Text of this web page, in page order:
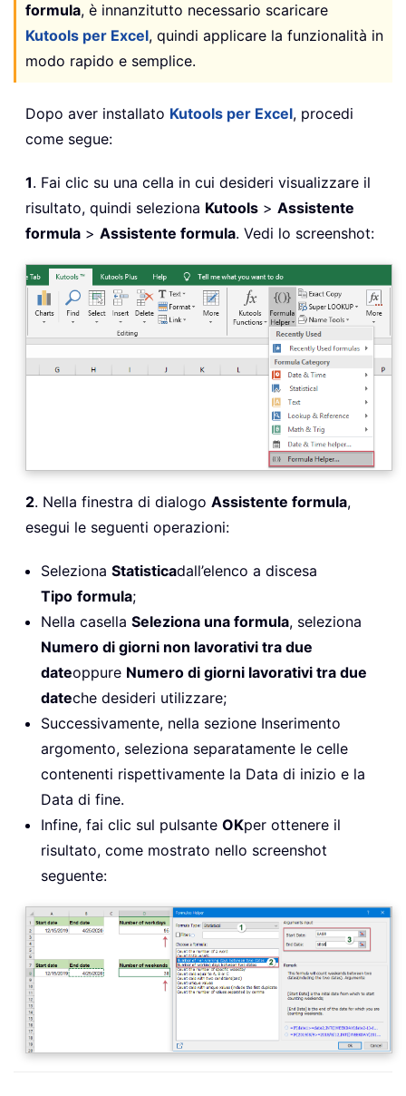
formula, è innanzitutto necessario scaricare
Kutools per Excel, quindi applicare la funzionalità in
modo rapido e semplice.
Dopo aver installato Kutools per Excel, procedi
come segue:
1. Fai clic su una cella in cui desideri visualizzare il
risultato, quindi seleziona Kutools > Assistente
formula > Assistente formula. Vedi lo screenshot:
2. Nella finestra di dialogo Assistente formula,
esegui le seguenti operazioni:
Seleziona Statisticadall’elenco a discesa
Tipo formula;
Nella casella Seleziona una formula, seleziona
Numero di giorni non lavorativi tra due
dateoppure Numero di giorni lavorativi tra due
dateche desideri utilizzare;
Successivamente, nella sezione Inserimento
argomento, seleziona separatamente le celle
contenenti rispettivamente la Data di inizio e la
Data di fine.
Infine, fai clic sul pulsante OKper ottenere il
risultato, come mostrato nello screenshot
seguente: